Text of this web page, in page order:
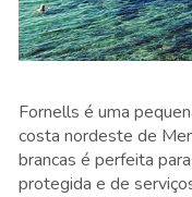
Fornells é uma
costa nordeste de
brancas é perfeita
protegida e de